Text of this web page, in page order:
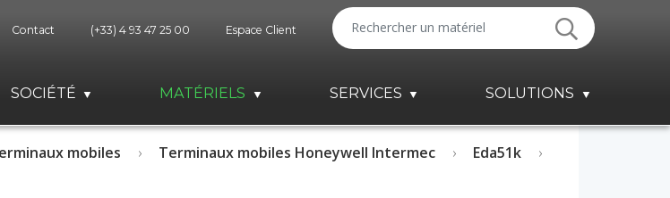
Contact (+33) 4 93 47 25 00 Espace Client
SOCIÉTÉ MATÉRIELS SERVICES SOLUTIONS
mobiles Terminaux mobiles Honeywell Intermec
Eda51k